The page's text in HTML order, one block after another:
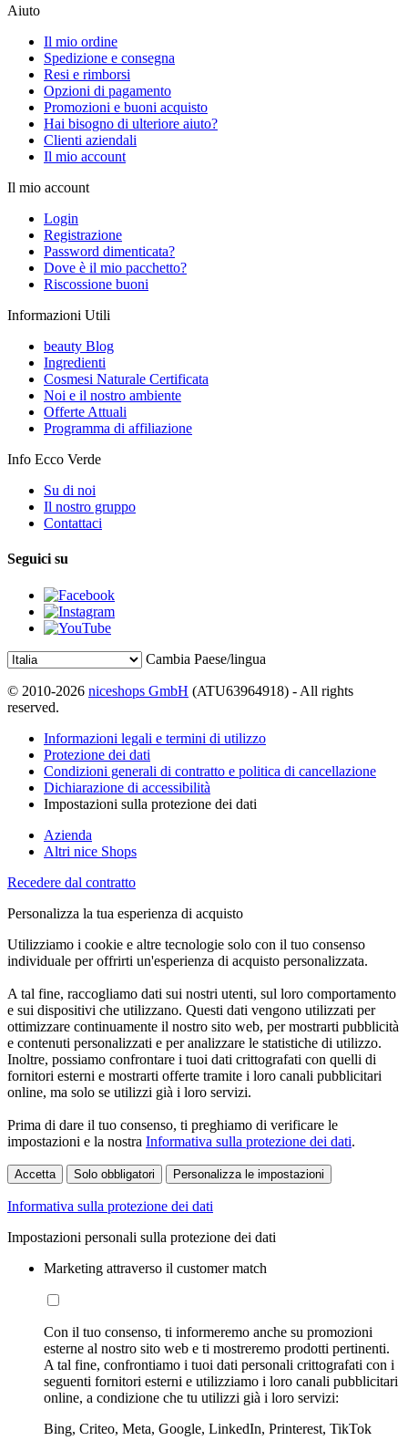
Aiuto
Il mio ordine
Spedizione e consegna
Resi e rimborsi
Opzioni di pagamento
Promozioni e buoni acquisto
Hai bisogno di ulteriore aiuto?
Clienti aziendali
Il mio account
Il mio account
Login
Registrazione
Password dimenticata?
Dove è il mio pacchetto?
Riscossione buoni
Informazioni Utili
beauty Blog
Ingredienti
Cosmesi Naturale Certificata
Noi e il nostro ambiente
Offerte Attuali
Programma di affiliazione
Info Ecco Verde
Su di noi
Il nostro gruppo
Contattaci
Seguici su
Cambia Paese/lingua
© 2010-2026 niceshops GmbH (ATU63964918) - All rights
reserved.
Informazioni legali e termini di utilizzo
Protezione dei dati
Condizioni generali di contratto e politica di cancellazione
Dichiarazione di accessibilità
Impostazioni sulla protezione dei dati
Azienda
Altri nice Shops
Recedere dal contratto
Personalizza la tua esperienza di acquisto
Utilizziamo i cookie e altre tecnologie solo con il tuo consenso
individuale per offrirti un'esperienza di acquisto personalizzata.
A tal fine, raccogliamo dati sui nostri utenti, sul loro comportamento
e sui dispositivi che utilizzano. Questi dati vengono utilizzati per
ottimizzare continuamente il nostro sito web, per mostrarti pubblicità
e contenuti personalizzati e per analizzare le statistiche di utilizzo.
Inoltre, possiamo confrontare i tuoi dati crittografati con quelli di
fornitori esterni e mostrarti offerte tramite i loro canali pubblicitari
online, ma solo se utilizzi già i loro servizi.
Prima di dare il tuo consenso, ti preghiamo di verificare le
impostazioni e la nostra Informativa sulla protezione dei dati.
Accetta Solo obbligatori Personalizza le impostazioni
Informativa sulla protezione dei dati
Impostazioni personali sulla protezione dei dati
Marketing attraverso il customer match
Con il tuo consenso, ti informeremo anche su promozioni
esterne al nostro sito web e ti mostreremo prodotti pertinenti.
A tal fine, confrontiamo i tuoi dati personali crittografati con i
seguenti fornitori esterni e utilizziamo i loro canali pubblicitari
online, a condizione che tu utilizzi già i loro servizi:
Bing, Criteo, Meta, Google, LinkedIn, Printerest, TikTok